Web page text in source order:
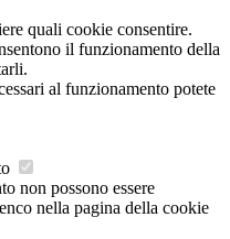
quali cookie consentire.
il funzionamento della
al funzionamento potete
non possono essere
nella pagina della cookie